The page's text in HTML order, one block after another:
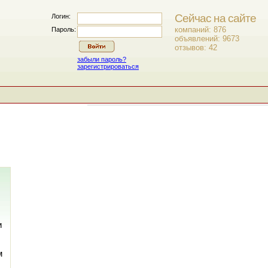
Сейчас на сайте
компаний: 876
объявлений: 9673
отзывов: 42
Логин:
Пароль:
забыли пароль?
зарегистрироваться